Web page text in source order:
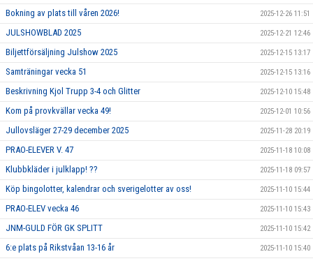
Bokning av plats till våren 2026! 2025-12-26 11:51
JULSHOWBLAD 2025 2025-12-21 12:46
Biljettförsäljning Julshow 2025 2025-12-15 13:17
Samträningar vecka 51 2025-12-15 13:16
Beskrivning Kjol Trupp 3-4 och Glitter 2025-12-10 15:48
Kom på provkvällar vecka 49! 2025-12-01 10:56
Jullovsläger 27-29 december 2025 2025-11-28 20:19
PRAO-ELEVER V. 47 2025-11-18 10:08
Klubbkläder i julklapp! ?? 2025-11-18 09:57
Köp bingolotter, kalendrar och sverigelotter av oss! 2025-11-10 15:44
PRAO-ELEV vecka 46 2025-11-10 15:43
JNM-GULD FÖR GK SPLITT 2025-11-10 15:42
6:e plats på Rikstvåan 13-16 år 2025-11-10 15:40